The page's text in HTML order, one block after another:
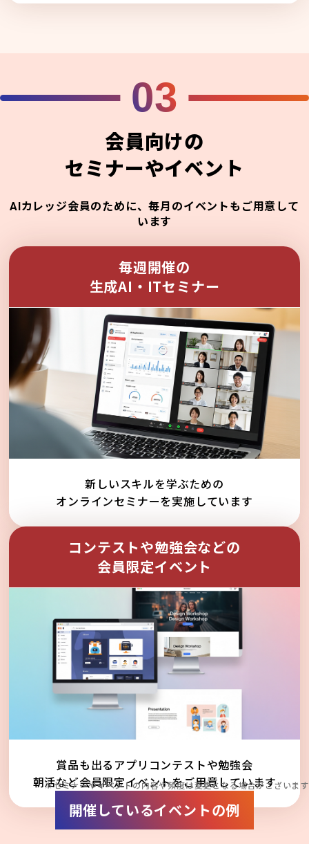
03
会員向けの
セミナーやイベント
AIカレッジ会員のために、毎月のイベントもご用意して
います
毎週開催の
生成AI・ITセミナー
新しいスキルを学ぶための
オンラインセミナーを実施しています
コンテストや勉強会などの
会員限定イベント
賞品も出るアプリコンテストや勉強会
朝活など会員限定イベントをご用意しています
※セミナーやイベントの内容や頻度は変更となる場合がございます
開催しているイベントの例